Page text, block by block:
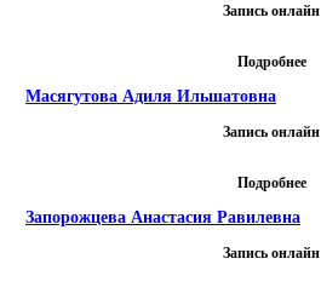
Запись онлайн
Подробнее
Масягутова Адиля Ильшатовна
Запись онлайн
Подробнее
Запорожцева Анастасия Равилевна
Запись онлайн